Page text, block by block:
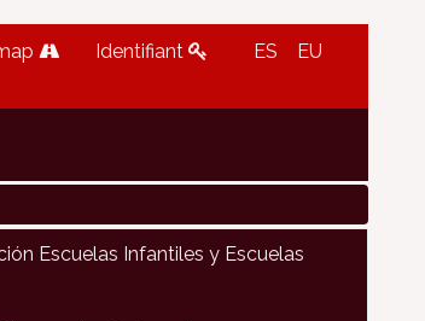
Identifiant ES EU
Escuelas Infantiles y Escuelas